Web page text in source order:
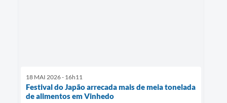
18 MAI 2026 - 16h11
Festival do Japão arrecada mais de meia tonelada
de alimentos em Vinhedo